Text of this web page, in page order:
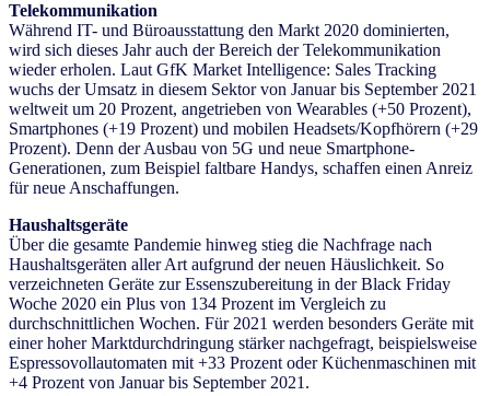
Telekommunikation
Während IT- und Büroausstattung den Markt 2020 dominierten,
wird sich dieses Jahr auch der Bereich der Telekommunikation
wieder erholen. Laut GfK Market Intelligence: Sales Tracking
wuchs der Umsatz in diesem Sektor von Januar bis September 2021
weltweit um 20 Prozent, angetrieben von Wearables (+50 Prozent),
Smartphones (+19 Prozent) und mobilen Headsets/Kopfhörern (+29
Prozent). Denn der Ausbau von 5G und neue Smartphone-
Generationen, zum Beispiel faltbare Handys, schaffen einen Anreiz
für neue Anschaffungen.
Haushaltsgeräte
Über die gesamte Pandemie hinweg stieg die Nachfrage nach
Haushaltsgeräten aller Art aufgrund der neuen Häuslichkeit. So
verzeichneten Geräte zur Essenszubereitung in der Black Friday
Woche 2020 ein Plus von 134 Prozent im Vergleich zu
durchschnittlichen Wochen. Für 2021 werden besonders Geräte mit
einer hoher Marktdurchdringung stärker nachgefragt, beispielsweise
Espressovollautomaten mit +33 Prozent oder Küchenmaschinen mit
+4 Prozent von Januar bis September 2021.